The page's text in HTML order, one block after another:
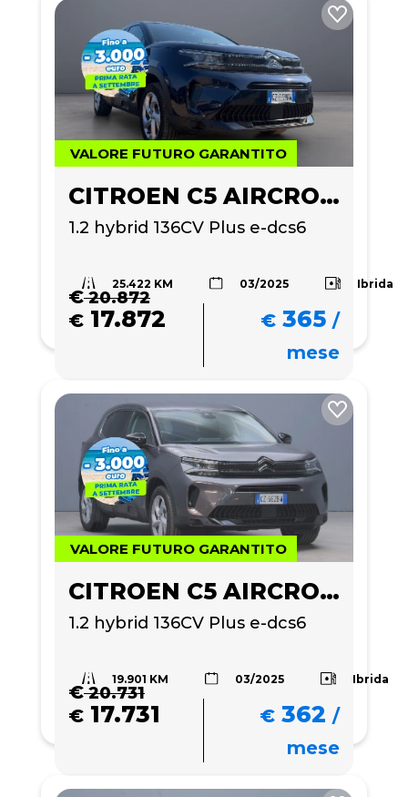
VALORE FUTURO GARANTITO
CITROEN C5 AIRCROSS
1.2 hybrid 136CV Plus e-dcs6
25.422 KM 03/2025 Ibrida
€20.872
€ 17.872 € 365 /
mese
VALORE FUTURO GARANTITO
CITROEN C5 AIRCROSS
1.2 hybrid 136CV Plus e-dcs6
19.901 KM 03/2025 Ibrida
€20.731
€ 17.731 € 362 /
mese